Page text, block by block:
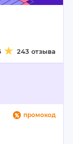
243 отзыва
промокод